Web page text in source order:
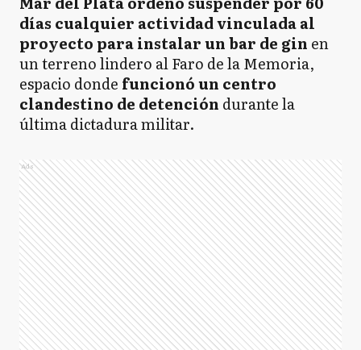
días cualquier actividad vinculada al
proyecto para instalar un bar de gin en
un terreno lindero al Faro de la Memoria,
espacio donde funcionó un centro
clandestino de detención durante la
última dictadura militar.
Ads